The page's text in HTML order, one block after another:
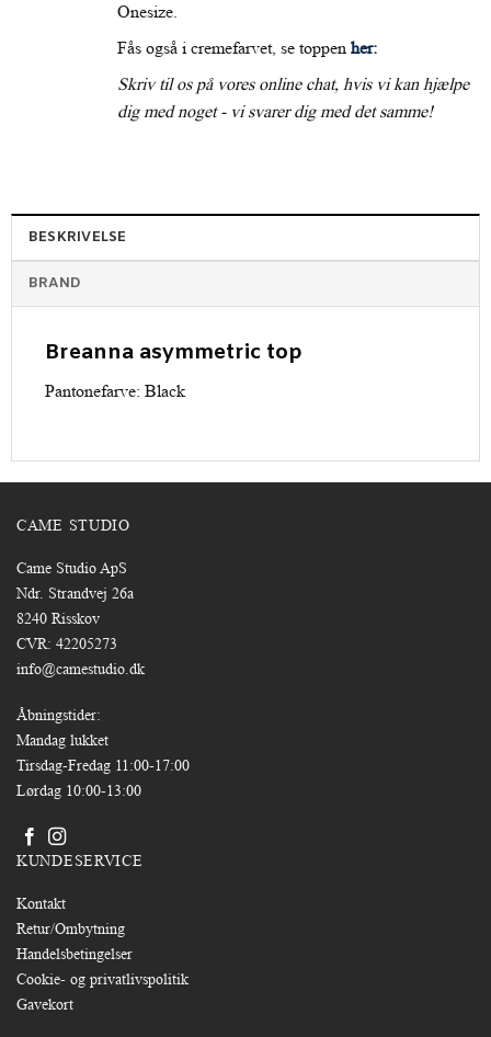
Onesize.
Fås også i cremefarvet, se toppen her:
Skriv til os på vores online chat, hvis vi kan hjælpe
dig med noget - vi svarer dig med det samme!
BESKRIVELSE
BRAND
Breanna asymmetric top
Pantonefarve: Black
CAME STUDIO
Came Studio ApS
Ndr. Strandvej 26a
8240 Risskov
CVR: 42205273
info@camestudio.dk
Åbningstider:
Mandag lukket
Tirsdag-Fredag 11:00-17:00
Lørdag 10:00-13:00
KUNDESERVICE
Kontakt
Retur/Ombytning
Handelsbetingelser
Cookie- og privatlivspolitik
Gavekort